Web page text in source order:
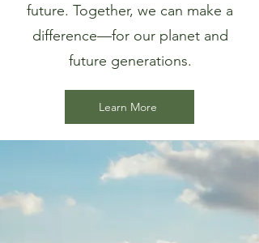
future. Together, we can make a
difference—for our planet and
future generations.
Learn More